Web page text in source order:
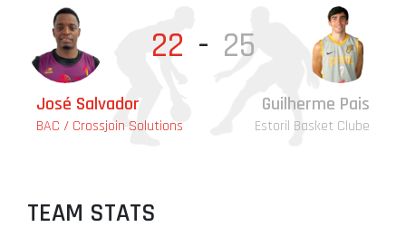
José Salvador
BAC / Crossjoin Solutions
22 - 25
Guilherme Pais
Estoril Basket Clube
TEAM STATS